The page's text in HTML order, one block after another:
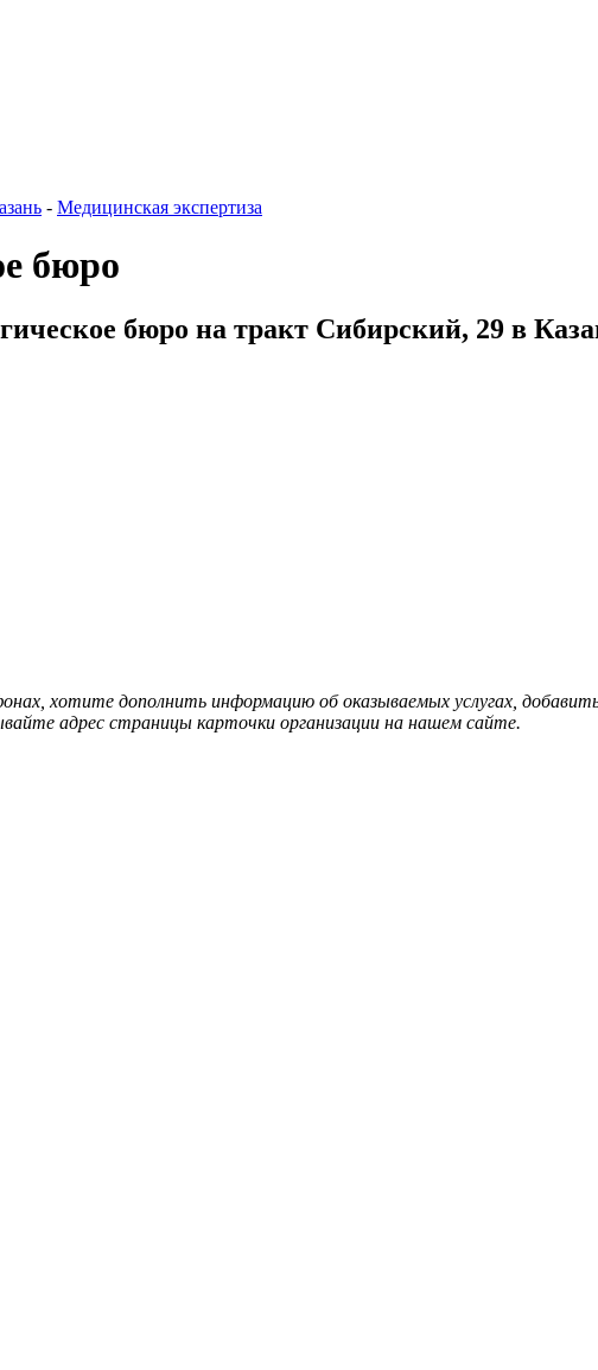
- Медицинская экспертиза
бюро
бюро на тракт Сибирский, 29 в
хотите дополнить информацию об оказываемых услугах,
адрес страницы карточки организации на нашем сайте.